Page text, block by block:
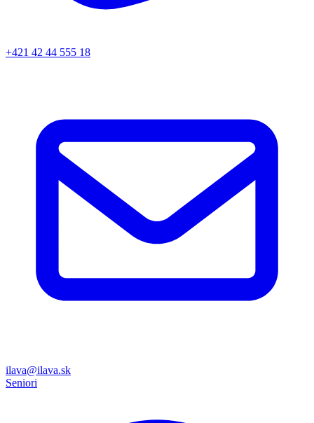
+421 42 44 555 18
ilava@ilava.sk
Seniori